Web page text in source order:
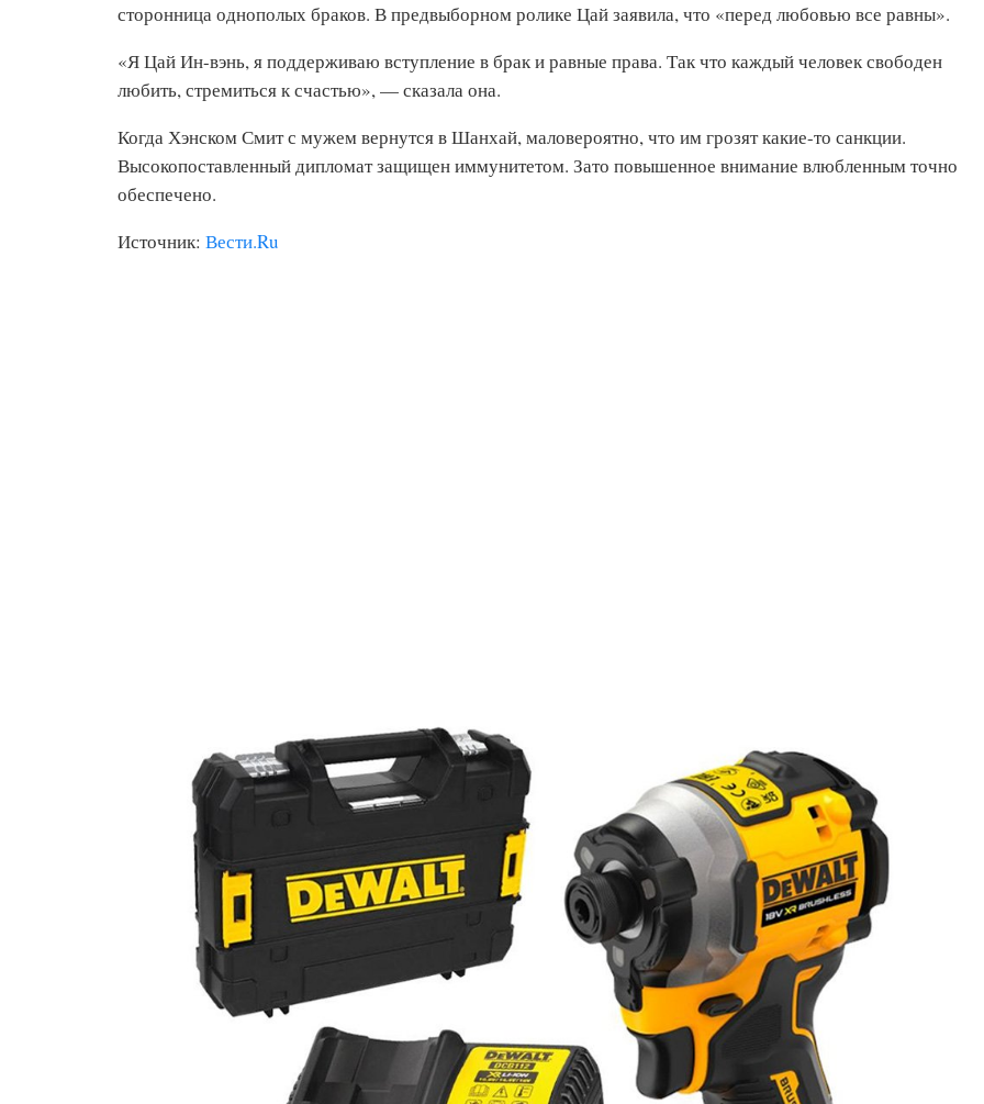
сторонница однополых браков. В предвыборном ролике Цай заявила, что «перед любовью все равны».
«Я Цай Ин-вэнь, я поддерживаю вступление в брак и равные права. Так что каждый человек свободен
любить, стремиться к счастью», — сказала она.
Когда Хэнском Смит с мужем вернутся в Шанхай, маловероятно, что им грозят какие-то санкции.
Высокопоставленный дипломат защищен иммунитетом. Зато повышенное внимание влюбленным точно
обеспечено.
Источник: Вести.Ru